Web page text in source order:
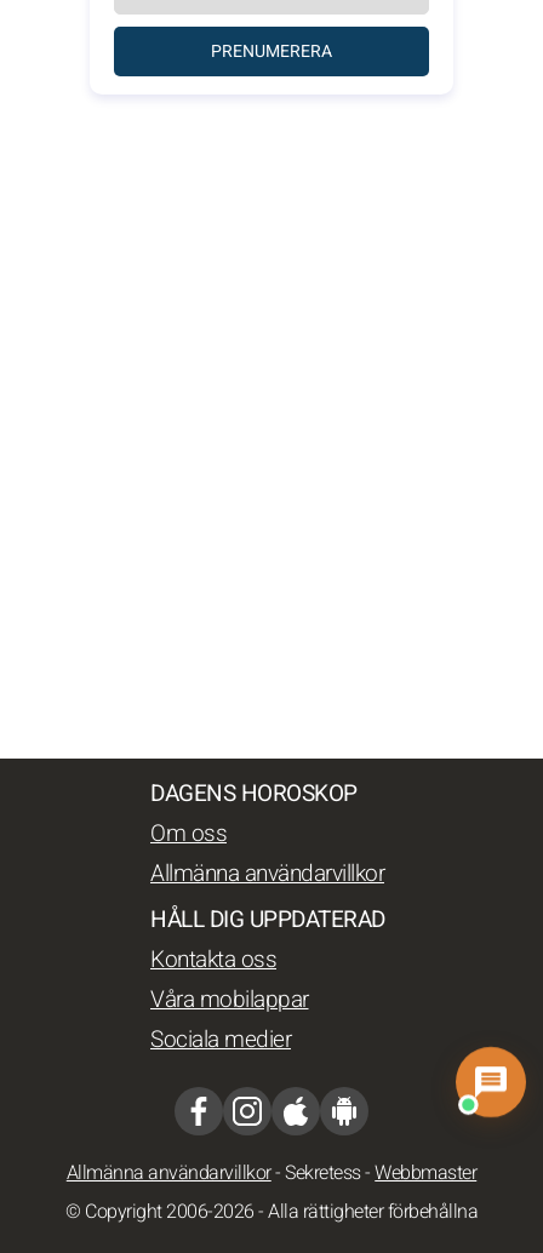
PRENUMERERA
DAGENS HOROSKOP
Om oss
Allmänna användarvillkor
HÅLL DIG UPPDATERAD
Kontakta oss
Våra mobilappar
Sociala medier
Allmänna användarvillkor-Sekretess-Webbmaster
© Copyright 2006-2026 - Alla rättigheter förbehållna